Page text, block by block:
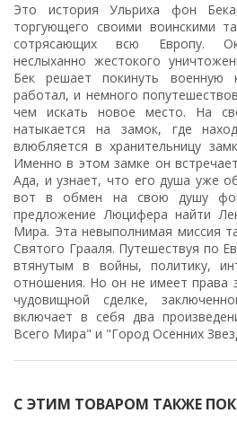
Это история Ульриха фон
торгующего своими воинскими
сотрясающих всю Европу.
неслыханно жестокого
Бек решает покинуть военную
работал, и немного
чем искать новое место. На
натыкается на замок, где
влюбляется в хранительницу
Именно в этом замке он
Ада, и узнает, что его душа уже
вот в обмен на свою душу
предложение Люцифера найти
Мира. Эта невыполнимая миссия
Святого Грааля. Путешествуя по
втянутым в войны, политику,
отношения. Но он не имеет права
чудовищной сделке,
включает в себя два
Всего Мира" и "Город Осенних
С ЭТИМ ТОВАРОМ ТАКЖЕ